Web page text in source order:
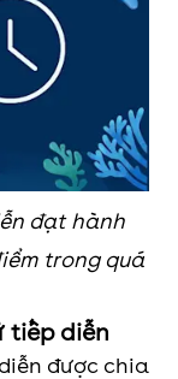
đạt hành
trong quá
tiếp diễn
được chia